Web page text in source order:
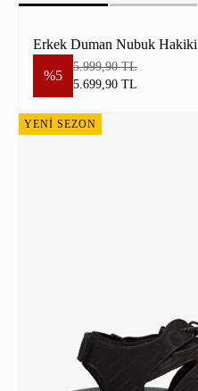
Erkek Duman Nubuk
%5
5.999,90 TL
5.699,90 TL
YENİ SEZON